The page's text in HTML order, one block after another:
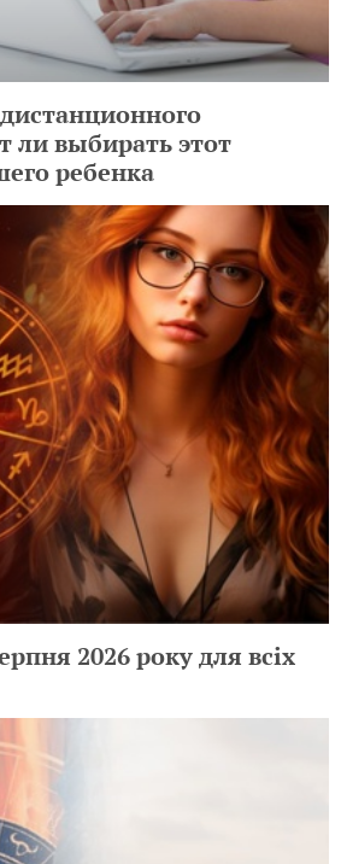
ли выбирать этот
ребенка
2026 року для всіх